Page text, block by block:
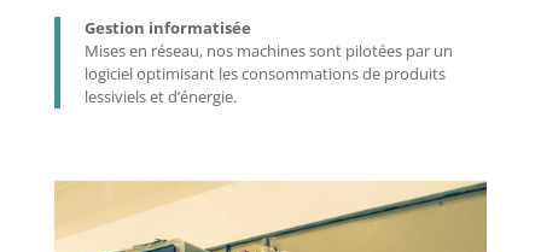
Gestion informatisée
Mises en réseau, nos machines sont pilotées par un
logiciel optimisant les consommations de produits
lessiviels et d’énergie.